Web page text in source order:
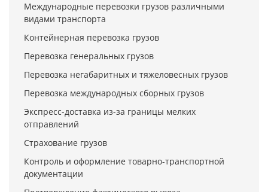
Международные перевозки грузов различными
видами транспорта
Контейнерная перевозка грузов
Перевозка генеральных грузов
Перевозка негабаритных и тяжеловесных грузов
Перевозка международных сборных грузов
Экспресс-доставка из-за границы мелких
отправлений
Страхование грузов
Контроль и оформление товарно-транспортной
документации